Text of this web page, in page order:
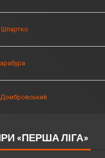
Шпартко
Домбровський
«ПЕРША ЛІГА»